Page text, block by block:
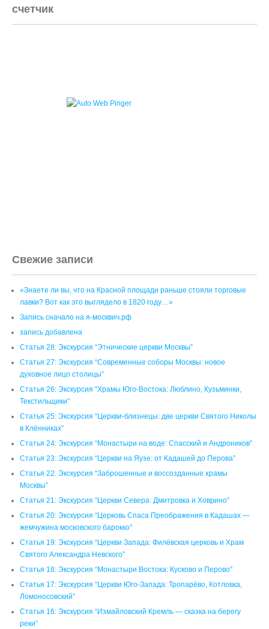
счетчик
Свежие записи
«Знаете ли вы, что на Красной площади раньше стояли торговые
лавки? Вот как это выглядело в 1820 году…»
Запись сначало на я-москвич.рф
запись добавлена
Статья 28: Экскурсия “Этнические церкви Москвы”
Статья 27: Экскурсия “Современные соборы Москвы: новое
духовное лицо столицы”
Статья 26: Экскурсия “Храмы Юго-Востока: Люблино, Кузьминки,
Текстильщики”
Статья 25: Экскурсия “Церкви-близнецы: две церкви Святого Николы
в Клённиках”
Статья 24: Экскурсия “Монастыри на воде: Спасский и Андроников”
Статья 23: Экскурсия “Церкви на Яузе: от Кадашей до Перова”
Статья 22: Экскурсия “Заброшенные и воссозданные храмы
Москвы”
Статья 21: Экскурсия “Церкви Севера: Дмитровка и Ховрино”
Статья 20: Экскурсия “Церковь Спаса Преображения в Кадашах —
жемчужина московского барокко”
Статья 19: Экскурсия “Церкви Запада: Филёвская церковь и Храм
Святого Александра Невского”
Статья 18: Экскурсия “Монастыри Востока: Кусково и Перово”
Статья 17: Экскурсия “Церкви Юго-Запада: Тропарёво, Котловка,
Ломоносовский”
Статья 16: Экскурсия “Измайловский Кремль — сказка на берегу
реки”